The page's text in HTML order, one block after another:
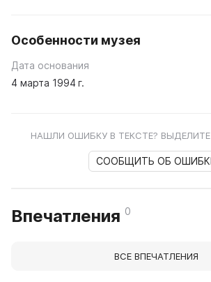
Особенности музея
Дата основания
4 марта 1994 г.
НАШЛИ ОШИБКУ В ТЕКСТЕ?
СООБЩИТЬ ОБ
Впечатления 0
ВСЕ ВПЕЧАТЛЕНИЯ